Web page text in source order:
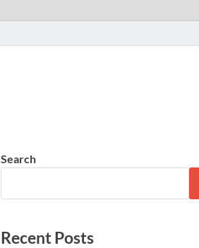
Search
Recent Posts